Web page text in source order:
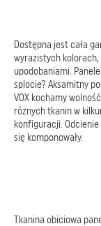
Dostępna jest cała
wyrazistych kolorach,
upodobaniami.
splocie? Aksamitny
VOX kochamy
różnych tkanin w
konfiguracji.
się komponowały.
Tkanina obiciowa